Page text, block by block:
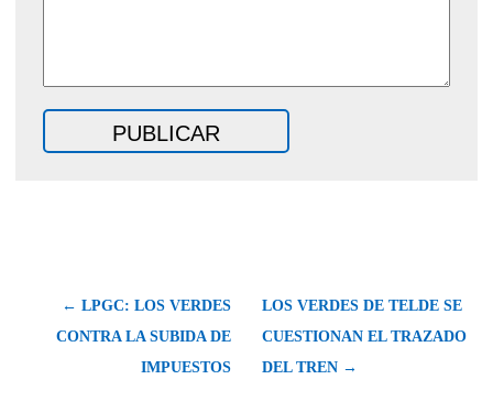
← LPGC: LOS VERDES
CONTRA LA SUBIDA DE
IMPUESTOS
LOS VERDES DE TELDE SE
CUESTIONAN EL TRAZADO
DEL TREN →